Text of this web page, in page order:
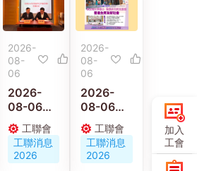
2026-
08-
06
2026-
08-06
京港工會
深化交流
合作 共促
人才培育
工聯會
工聯消息
2026
2026-
08-
06
2026-
08-06
【施政報
告重點建
議】陳穎
欣：倡政
工聯會
工聯消息
2026
加入
工會